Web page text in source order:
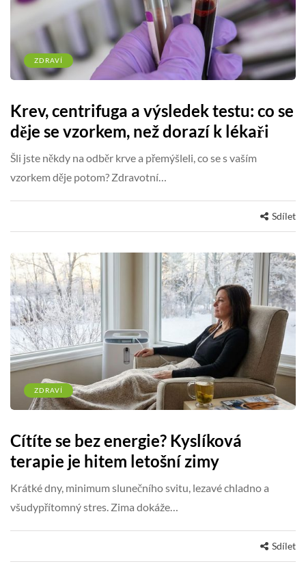
ZDRAVÍ
Krev, centrifuga a výsledek testu: co se
děje se vzorkem, než dorazí k lékaři
Šli jste někdy na odběr krve a přemýšleli, co se s vaším
vzorkem děje potom? Zdravotní…
Sdílet
ZDRAVÍ
Cítíte se bez energie? Kyslíková
terapie je hitem letošní zimy
Krátké dny, minimum slunečního svitu, lezavé chladno a
všudypřítomný stres. Zima dokáže…
Sdílet